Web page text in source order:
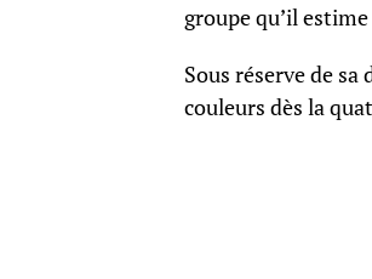
groupe qu’il
Sous réserve de
couleurs dès la